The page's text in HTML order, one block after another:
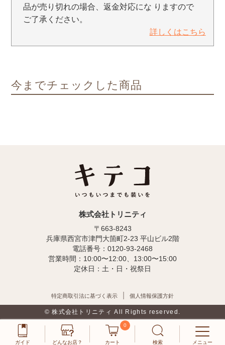
品が売り切れの場合、返金対応にな りますので
ご了承ください。
詳しくはこちら
今までチェックした商品
株式会社トリニティ
〒663-8243
兵庫県西宮市津門大箇町2-23 平山ビル2階
電話番号：0120-93-2468
営業時間：10:00〜12:00、13:00〜15:00
定休日：土・日・祝祭日
特定商取引法に基づく表示 個人情報保護方針
© 株式会社トリニティ All Rights reserved.
ガイド どんなお店？ カート
0
検索 メニュー